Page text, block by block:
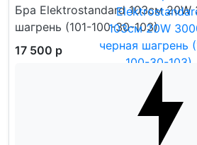
Бра Elektrostandard 103см 20W
шагрень (101-100-30-103)
17 500 р